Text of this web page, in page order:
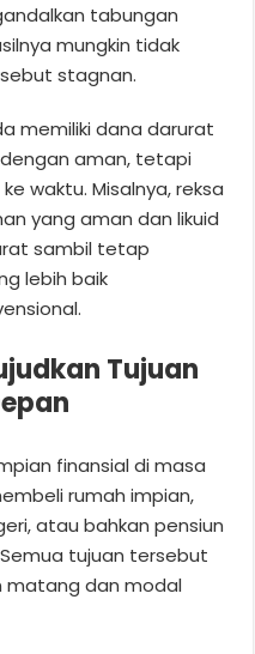
tabungan
mungkin tidak
stagnan.
memiliki dana darurat
aman, tetapi
waktu. Misalnya, reksa
yang aman dan likuid
sambil tetap
lebih baik
Tujuan
finansial di masa
rumah impian,
atau bahkan pensiun
tujuan tersebut
matang dan modal